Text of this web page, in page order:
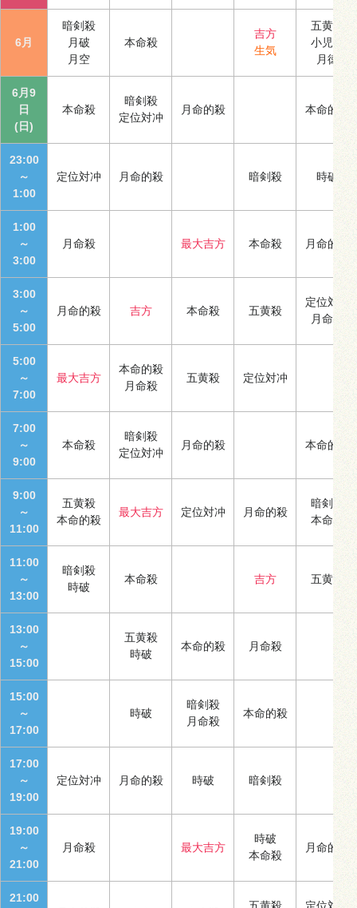
6月
暗剣殺
月破
月空
本命殺
吉方
生気
五黄殺
小児殺
月徳
6月9
日
(日)
本命殺
暗剣殺
定位対冲
月命的殺 本命的殺
23:00
～
1:00
定位対冲 月命的殺 暗剣殺 時破
1:00
～
3:00
月命殺 最大吉方 本命殺 月命的殺
3:00
～
5:00
月命的殺 吉方 本命殺 五黄殺
定位対冲
月命殺
5:00
～
7:00
最大吉方
本命的殺
月命殺
五黄殺 定位対冲
7:00
～
9:00
本命殺
暗剣殺
定位対冲
月命的殺 本命的殺
9:00
～
11:00
五黄殺
本命的殺
最大吉方 定位対冲 月命的殺
暗剣殺
本命殺
11:00
～
13:00
暗剣殺
時破
本命殺 吉方 五黄殺
13:00
～
15:00
五黄殺
時破
本命的殺 月命殺
15:00
～
17:00
時破
暗剣殺
月命殺
本命的殺
17:00
～
19:00
定位対冲 月命的殺 時破 暗剣殺
19:00
～
21:00
月命殺 最大吉方
時破
本命殺
月命的殺
21:00